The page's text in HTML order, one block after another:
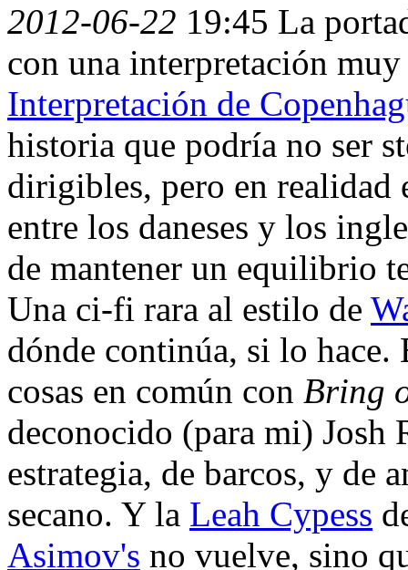
2012-06-22 19:45 La
con una interpretación
Interpretación de
historia que podría no ser
dirigibles, pero en realidad
entre los daneses y los
de mantener un equilibrio
Una ci-fi rara al estilo de
dónde continúa, si lo
cosas en común con Bring
deconocido (para mi) Josh
estrategia, de barcos, y de
secano. Y la Leah Cypess
Asimov's no vuelve, sino